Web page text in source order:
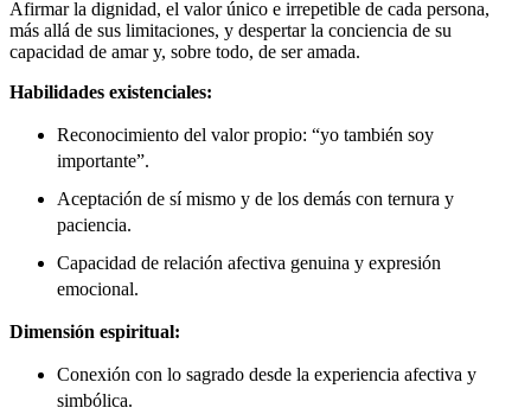
Afirmar la dignidad, el valor único e irrepetible de cada persona,
más allá de sus limitaciones, y despertar la conciencia de su
capacidad de amar y, sobre todo, de ser amada.
Habilidades existenciales:
Reconocimiento del valor propio: “yo también soy
importante”.
Aceptación de sí mismo y de los demás con ternura y
paciencia.
Capacidad de relación afectiva genuina y expresión
emocional.
Dimensión espiritual:
Conexión con lo sagrado desde la experiencia afectiva y
simbólica.